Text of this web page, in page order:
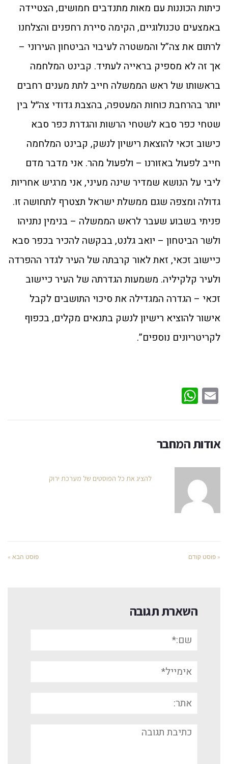
כיתות הכוננות עם מאות מתנדבים חמושים, הצטיידה
באמצעים טכנולוגיים, הקימה סיירת רחפנים והצלחנו
לרתום את צה”ל והמשטרה לעיבוי הביטחון העירוני –
אך זה לא מספיק בראייה לעתיד. קבינט המלחמה
בראשותו של ראש הממשלה חייב לתת מענים רחבים
יותר בהרחבת כוחות המעטפה, בהצבת גדודי צה״ל בין
שטחי כפר סבא לשטחי הרשות והגדרת כפר סבא
כישוב זכאי להוצאת רישיון לנשק, קבינט המלחמה
חייב לפעול באזורנו – ולפעול מהר. אני מדבר מדם
ליבי על הנושא שמדיר שינה מעיני, אני מרגיש אחריות
גדולה ומצפה שגם ממשלת ישראל תצטרף לתחושה זו.
פניתי בשבוע שעבר לראש הממשלה – בנימין נתניהו
ולשר הביטחון – יואב גלנט, בבקשה להכיר בכפר סבא
כיישוב זכאי, זאת לאור קרבתה של העיר לגדר ההפרדה
ולעיר קלקיליה. משמעות הגדרתה של העיר כיישוב
זכאי – הגדרה המגדילה את סיכוי התושבים לקבל
אישור להוציא רישיון לנשק בתנאים מקלים, בכפוף
לקריטריונים נוספים”.
Email
אודות המחבר
להציג את כל הפוסטים של מערכת ירוק
« פוסט קודם פוסט הבא »
השארת תגובה
אימייל*
תגובה